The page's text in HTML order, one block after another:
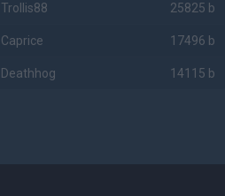
Trollis88 25825 b
Caprice 17496 b
Deathhog 14115 b